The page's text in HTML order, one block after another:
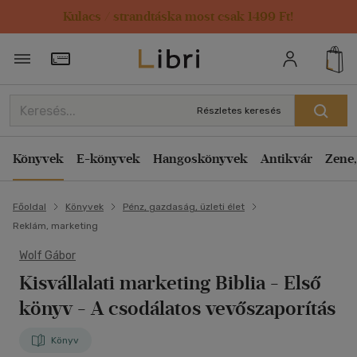
Kulacs / strandtáska most csak 1499 Ft!
Törzsvásárlói Kártya adatai
Részletes keresés
Könyvek E-könyvek Hangoskönyvek Antikvár
Főoldal Könyvek
Pénz, gazdaság, üzleti élet
Reklám, marketing
Wolf Gábor
Kisvállalati marketing Biblia - Első
könyv - A csodálatos vevőszaporítás
Könyv